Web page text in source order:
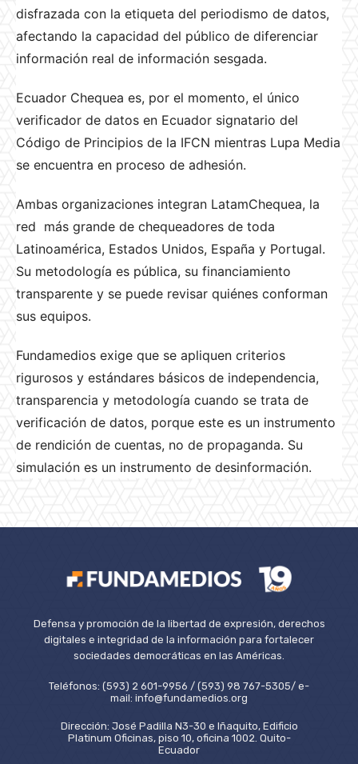
disfrazada con la etiqueta del periodismo de datos,
afectando la capacidad del público de diferenciar
información real de información sesgada.
Ecuador Chequea es, por el momento, el único
verificador de datos en Ecuador signatario del
Código de Principios de la IFCN mientras Lupa Media
se encuentra en proceso de adhesión.
Ambas organizaciones integran LatamChequea, la
red más grande de chequeadores de toda
Latinoamérica, Estados Unidos, España y Portugal.
Su metodología es pública, su financiamiento
transparente y se puede revisar quiénes conforman
sus equipos.
Fundamedios exige que se apliquen criterios
rigurosos y estándares básicos de independencia,
transparencia y metodología cuando se trata de
verificación de datos, porque este es un instrumento
de rendición de cuentas, no de propaganda. Su
simulación es un instrumento de desinformación.
Defensa y promoción de la libertad de expresión, derechos
digitales e integridad de la información para fortalecer
sociedades democráticas en las Américas.
Teléfonos: (593) 2 601-9956 / (593) 98 767-5305/ e-
mail: info@fundamedios.org
Dirección: José Padilla N3-30 e Iñaquito, Edificio
Platinum Oficinas, piso 10, oficina 1002. Quito-
Ecuador